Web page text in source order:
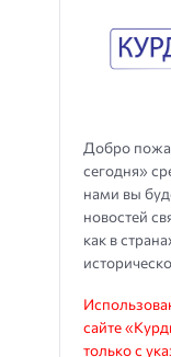
Добро
сегодня»
нами вы
новостей
как в
сайте
только с